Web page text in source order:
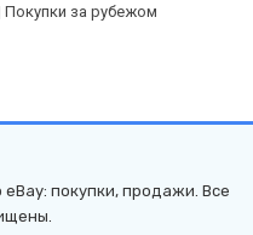
Покупки за рубежом
покупки, продажи. Все